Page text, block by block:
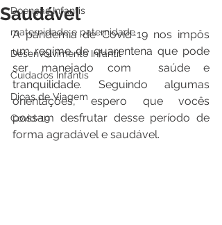
Doenças Infantis
maternidade e paternidade
Desenvolvimento Infantil
Cuidados Infantis
Dicas de Viagem
Covid-19
Saudável
A pandemia de Covid-19 nos impôs
um regime de quarentena que pode
ser manejado com  saúde e
tranquilidade. Seguindo algumas
orientações, espero que vocês
possam desfrutar desse período de
forma agradável e saudável.